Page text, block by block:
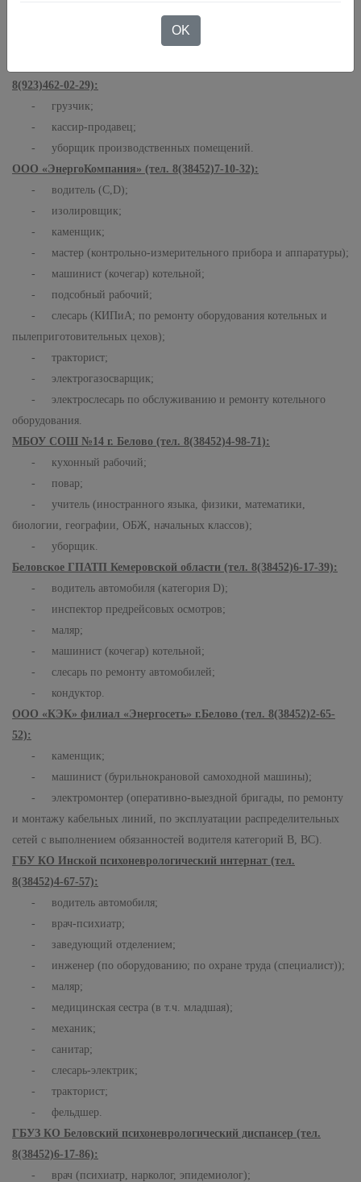
8(923)462-02-29):
- грузчик;
- кассир-продавец;
- уборщик производственных помещений.
ООО «ЭнергоКомпания» (тел. 8(38452)7-10-32):
- водитель (C,D);
- изолировщик;
- каменщик;
- мастер (контрольно-измерительного прибора и аппаратуры);
- машинист (кочегар) котельной;
- подсобный рабочий;
- слесарь (КИПиА; по ремонту оборудования котельных и
пылеприготовительных цехов);
- тракторист;
- электрогазосварщик;
- электрослесарь по обслуживанию и ремонту котельного
оборудования.
МБОУ СОШ №14 г. Белово (тел. 8(38452)4-98-71):
- кухонный рабочий;
- повар;
- учитель (иностранного языка, физики, математики,
биологии, географии, ОБЖ, начальных классов);
- уборщик.
Беловское ГПАТП Кемеровской области (тел. 8(38452)6-17-39):
- водитель автомобиля (категория D);
- инспектор предрейсовых осмотров;
- маляр;
- машинист (кочегар) котельной;
- слесарь по ремонту автомобилей;
- кондуктор.
ООО «КЭК» филиал «Энергосеть» г.Белово (тел. 8(38452)2-65-
52):
- каменщик;
- машинист (бурильнокрановой самоходной машины);
- электромонтер (оперативно-выездной бригады, по ремонту
и монтажу кабельных линий, по эксплуатации распределительных
сетей с выполнением обязанностей водителя категорий В, ВС).
ГБУ КО Инской психоневрологический интернат (тел.
8(38452)4-67-57):
- водитель автомобиля;
- врач-психиатр;
- заведующий отделением;
- инженер (по оборудованию; по охране труда (специалист));
- маляр;
- медицинская сестра (в т.ч. младшая);
- механик;
- санитар;
- слесарь-электрик;
- тракторист;
- фельдшер.
ГБУЗ КО Беловский психоневрологический диспансер (тел.
8(38452)6-17-86):
- врач (психиатр, нарколог, эпидемиолог);
OK